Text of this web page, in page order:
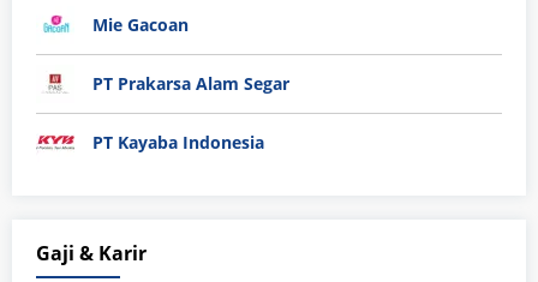
Mie Gacoan
PT Prakarsa Alam Segar
PT Kayaba Indonesia
Gaji & Karir